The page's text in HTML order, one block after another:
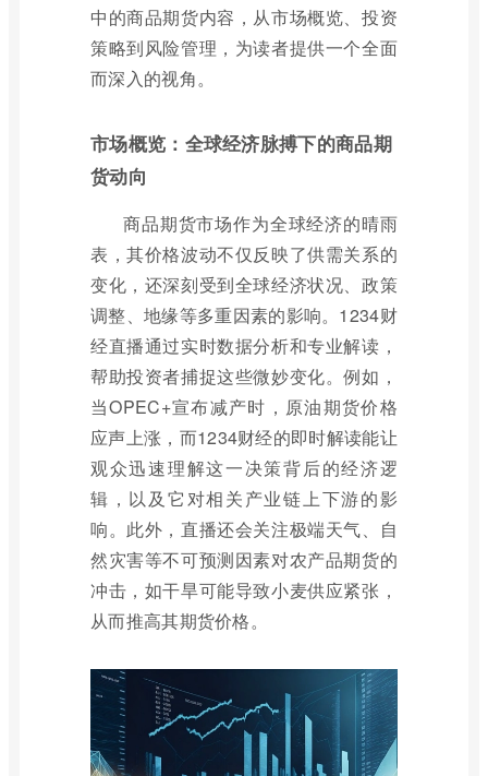
中的商品期货内容，从市场概览、投资
策略到风险管理，为读者提供一个全面
而深入的视角。
市场概览：全球经济脉搏下的商品期
货动向
商品期货市场作为全球经济的晴雨
表，其价格波动不仅反映了供需关系的
变化，还深刻受到全球经济状况、政策
调整、地缘等多重因素的影响。1234财
经直播通过实时数据分析和专业解读，
帮助投资者捕捉这些微妙变化。例如，
当OPEC+宣布减产时，原油期货价格
应声上涨，而1234财经的即时解读能让
观众迅速理解这一决策背后的经济逻
辑，以及它对相关产业链上下游的影
响。此外，直播还会关注极端天气、自
然灾害等不可预测因素对农产品期货的
冲击，如干旱可能导致小麦供应紧张，
从而推高其期货价格。